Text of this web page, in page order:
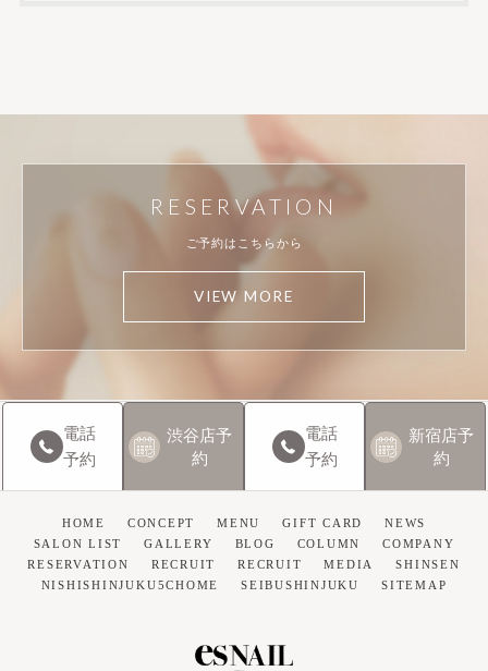
ご予約はこちらから
RESERVATION
VIEW MORE
電話
予約
渋谷店予
約
電話
予約
新宿店予
約
HOME CONCEPT MENU GIFT CARD
NEWS
SALON LIST
GALLERY BLOG COLUMN
COMPANY
RESERVATION
RECRUIT RECRUIT MEDIA
SHINSEN
NISHISHINJUKU5CHOME
SEIBUSHINJUKU SITEMAP